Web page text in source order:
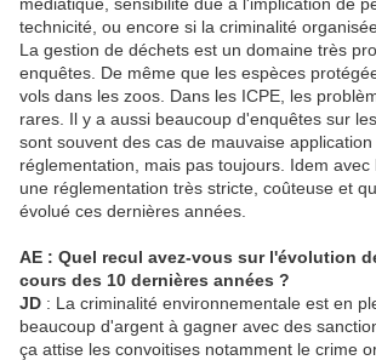
technicité, ou encore si la criminalité
La gestion de déchets est un domaine très
enquêtes. De même que les espèces
vols dans les zoos. Dans les ICPE, les
rares. Il y a aussi beaucoup d'enquêtes sur
sont souvent des cas de mauvaise application
réglementation, mais pas toujours. Idem
une réglementation très stricte, coûteuse et
évolué ces dernières années.
AE : Quel recul avez-vous sur l'évolution
cours des 10 dernières années ?
JD : La criminalité environnementale est en
beaucoup d'argent à gagner avec des
ça attise les convoitises notamment le crime